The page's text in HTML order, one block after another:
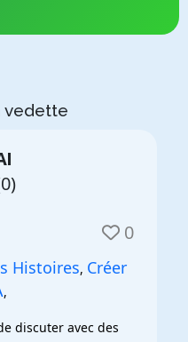
vedette
0
Histoires, Créer
,
discuter avec des